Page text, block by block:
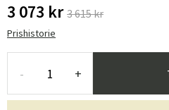
3 073 kr 3 615 kr
Prishistorie
- +